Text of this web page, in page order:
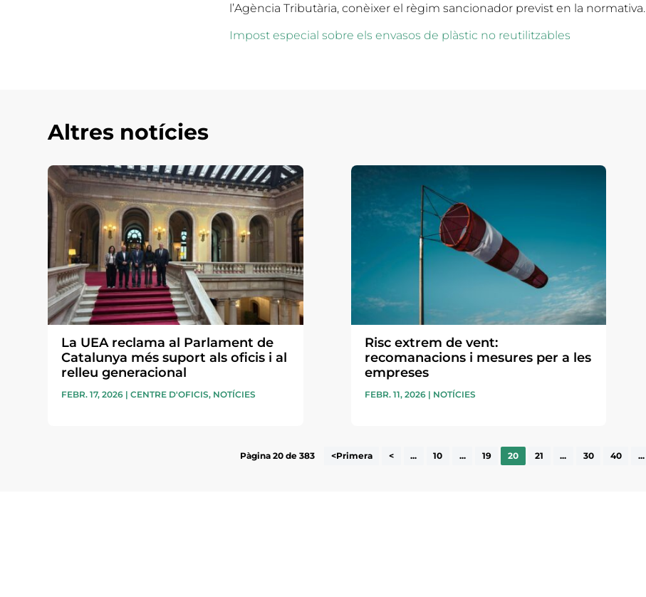
l’Agència Tributària, conèixer el règim sancionador previst en la normativa.
Impost especial sobre els envasos de plàstic no reutilitzables
Altres notícies
La UEA reclama al Parlament de
Catalunya més suport als oficis i al
relleu generacional
FEBR. 17, 2026 |CENTRE D'OFICIS, NOTÍCIES
Risc extrem de vent:
recomanacions i mesures per a les
empreses
FEBR. 11, 2026| NOTÍCIES
Pàgina 20 de 383 <Primera < ... 10 ... 19 20 21 ... 30 40 ...